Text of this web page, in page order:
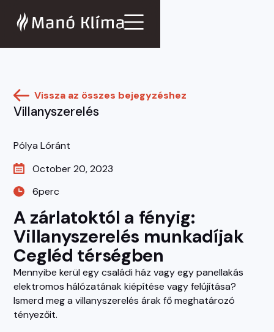
Villanyszerelés
Vissza az összes bejegyzéshez
Pólya Lóránt
October 20, 2023
6perc
A zárlatoktól a fényig:
Villanyszerelés munkadíjak
Cegléd térségben
Mennyibe kerül egy családi ház vagy egy panellakás
elektromos hálózatának kiépítése vagy felújítása?
Ismerd meg a villanyszerelés árak fő meghatározó
tényezőit.